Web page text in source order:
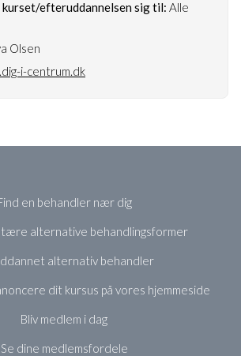
kurset/efteruddannelsen sig til: Alle
Olsen
i-centrum.dk
en behandler nær dig
alternative behandlingsformer
alternativ behandler
dit kursus på vores hjemmeside
Bliv medlem i dag
Se dine medlemsfordele